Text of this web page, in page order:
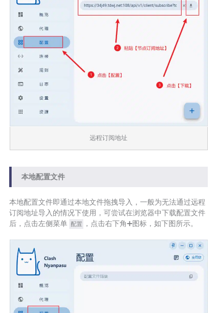
远程订阅地址
本地配置文件
本地配置文件即通过本地文件拖拽导入，一般为无法通过远程
订阅地址导入的情况下使用，可尝试在浏览器中下载配置文件
后，点击左侧菜单 配置 ，点击右下角➕图标，如下图所示。